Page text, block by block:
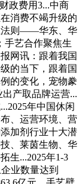
政费用3...中商
消费不竭升级的
法则——华东、华
手艺合作聚焦生
网讯：跟着我国
的当下，跟着国
的变化，宠物豢
产取品牌运营...
年中国休闲
、运营环境、营
加剂行业十大潜
、莱茵生物、华
生...2025年1-3
业数量达到